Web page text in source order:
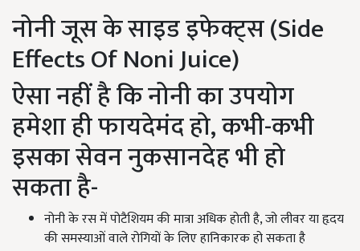
नोनी जूस के साइड इफेक्ट्स (Side
Effects Of Noni Juice)
ऐसा नहीं है कि नोनी का उपयोग
हमेशा ही फायदेमंद हो, कभी-कभी
इसका सेवन नुकसानदेह भी हो
सकता है-
नोनी के रस में पोटैशियम की मात्रा अधिक होती है, जो लीवर या हृदय
की समस्याओं वाले रोगियों के लिए हानिकारक हो सकता है